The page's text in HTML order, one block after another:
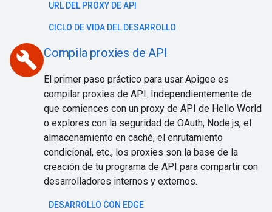
URL DEL PROXY DE API
CICLO DE VIDA DEL DESARROLLO
build Compila proxies de API
El primer paso práctico para usar Apigee es
compilar proxies de API. Independientemente de
que comiences con un proxy de API de Hello World
o explores con la seguridad de OAuth, Node.js, el
almacenamiento en caché, el enrutamiento
condicional, etc., los proxies son la base de la
creación de tu programa de API para compartir con
desarrolladores internos y externos.
DESARROLLO CON EDGE